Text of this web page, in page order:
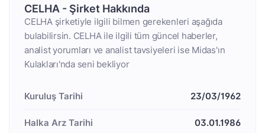
CELHA - Şirket Hakkında
CELHA şirketiyle ilgili bilmen gerekenleri aşağıda
bulabilirsin. CELHA ile ilgili tüm güncel haberler,
analist yorumları ve analist tavsiyeleri ise Midas'ın
Kulakları'nda seni bekliyor
Kuruluş Tarihi 23/03/1962
Halka Arz Tarihi 03.01.1986